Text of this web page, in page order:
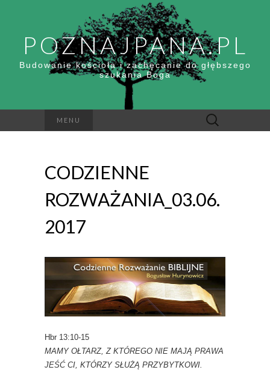
POZNAJPANA.PL
Budowanie kościoła i zachęcanie do głębszego
szukania Boga
MENU Szukaj:
CODZIENNE
ROZWAŻANIA_03.06.
2017
Hbr 13:10-15
MAMY OŁTARZ, Z KTÓREGO NIE MAJĄ PRAWA
JEŚĆ CI, KTÓRZY SŁUŻĄ PRZYBYTKOWI.